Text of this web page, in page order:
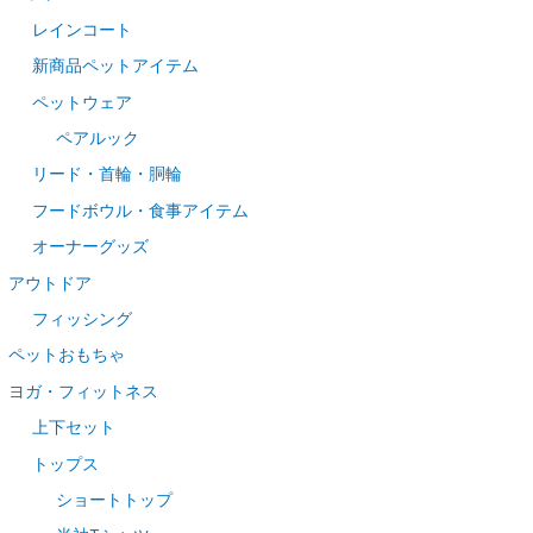
レインコート
新商品ペットアイテム
ペットウェア
ペアルック
リード・首輪・胴輪
フードボウル・食事アイテム
オーナーグッズ
アウトドア
フィッシング
ペットおもちゃ
ヨガ・フィットネス
上下セット
トップス
ショートトップ